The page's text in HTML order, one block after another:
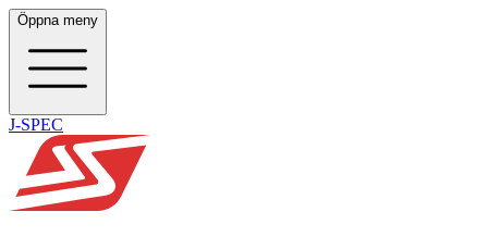
Öppna meny
J-SPEC